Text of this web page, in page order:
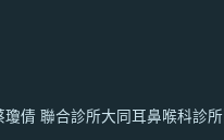
瓊倩 聯合診所大同耳鼻喉科診所